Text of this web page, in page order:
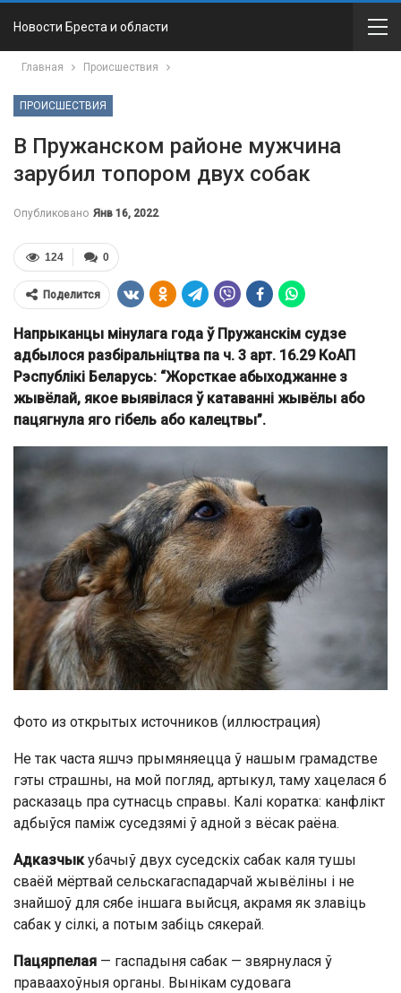
Новости Бреста и области
Главная Происшествия
ПРОИСШЕСТВИЯ
В Пружанском районе мужчина
зарубил топором двух собак
Опубликовано Янв 16, 2022
0
124
Поделится
Напрыканцы мінулага года ў Пружанскім судзе
адбылося разбіральніцтва па ч. 3 арт. 16.29 КоАП
Рэспублікі Беларусь: “Жорсткае абыходжанне з
жывёлай, якое выявілася ў катаванні жывёлы або
пацягнула яго гібель або калецтвы”.
Фото из открытых источников (иллюстрация)
Не так часта яшчэ прымяняецца ў нашым грамадстве
гэты страшны, на мой погляд, артыкул, таму хацелася б
расказаць пра сутнасць справы. Калі коратка: канфлікт
адбыўся паміж суседзямі ў адной з вёсак раёна.
Адказчык убачыў двух суседскіх сабак каля тушы
сваёй мёртвай сельскагаспадарчай жывёліны і не
знайшоў для сябе іншага выйсця, акрамя як злавіць
сабак у сілкі, а потым забіць сякерай.
Пацярпелая — гаспадыня сабак — звярнулася ў
праваахоўныя органы. Вынiкам судовага